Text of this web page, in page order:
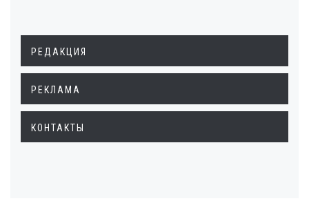
РЕДАКЦИЯ
РЕКЛАМА
КОНТАКТЫ